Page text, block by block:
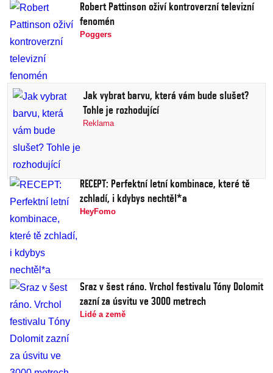
Robert Pattinson oživí kontroverzní televizní
fenomén
Poggers
Jak vybrat barvu, která vám bude slušet?
Tohle je rozhodující
Reklama
RECEPT: Perfektní letní kombinace, které tě
zchladí, i kdybys nechtěl*a
HeyFomo
Sraz v šest ráno. Vrchol festivalu Tóny Dolomit
zazní za úsvitu ve 3000 metrech
Lidé a země